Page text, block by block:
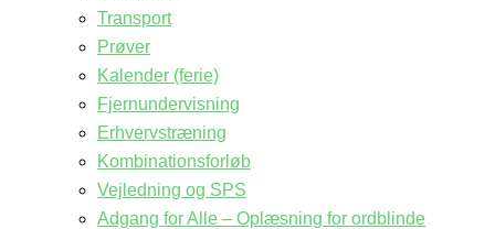
Transport
Prøver
Kalender (ferie)
Fjernundervisning
Erhvervstræning
Kombinationsforløb
Vejledning og SPS
Adgang for Alle – Oplæsning for ordblinde